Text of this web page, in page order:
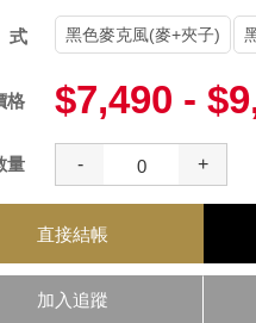
式 黑色麥克風(麥+夾子)
格 $7,490 -
量 - +
直接結帳
加入追蹤